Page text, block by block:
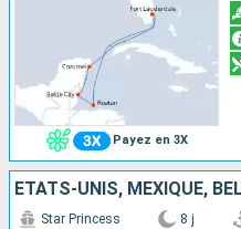
Payez en 3X
Star Princess 8 j